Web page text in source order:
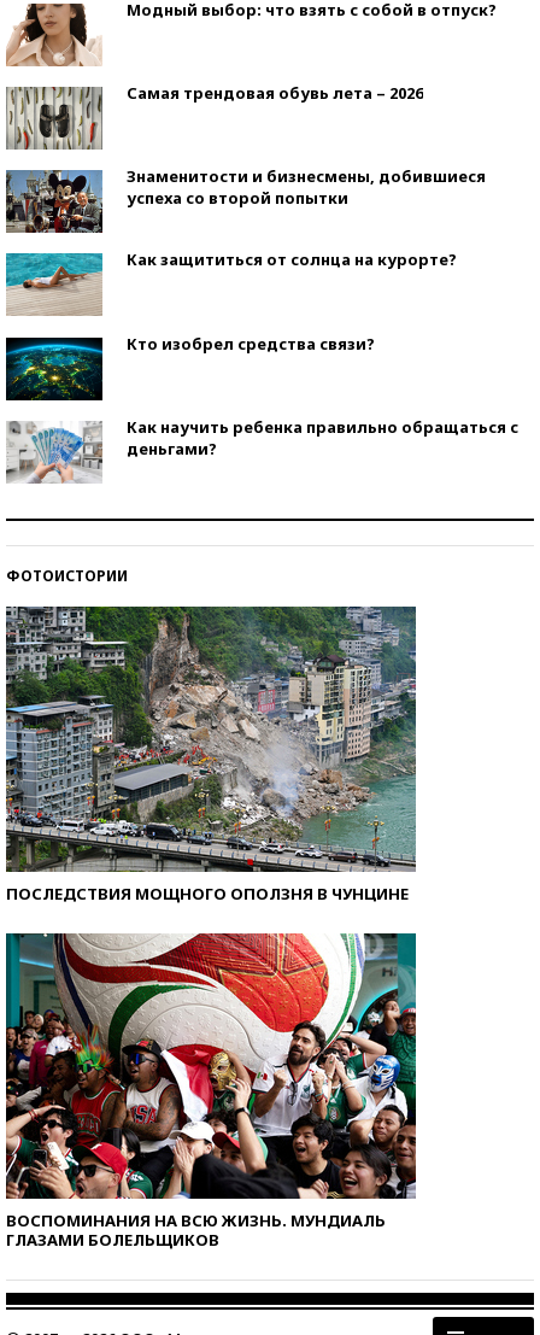
Модный выбор: что взять с собой в отпуск?
Самая трендовая обувь лета – 2026
Знаменитости и бизнесмены, добившиеся
успеха со второй попытки
Как защититься от солнца на курорте?
Кто изобрел средства связи?
Как научить ребенка правильно обращаться с
деньгами?
ФОТОИСТОРИИ
ПОСЛЕДСТВИЯ МОЩНОГО ОПОЛЗНЯ В ЧУНЦИНЕ
ВОСПОМИНАНИЯ НА ВСЮ ЖИЗНЬ. МУНДИАЛЬ
ГЛАЗАМИ БОЛЕЛЬЩИКОВ